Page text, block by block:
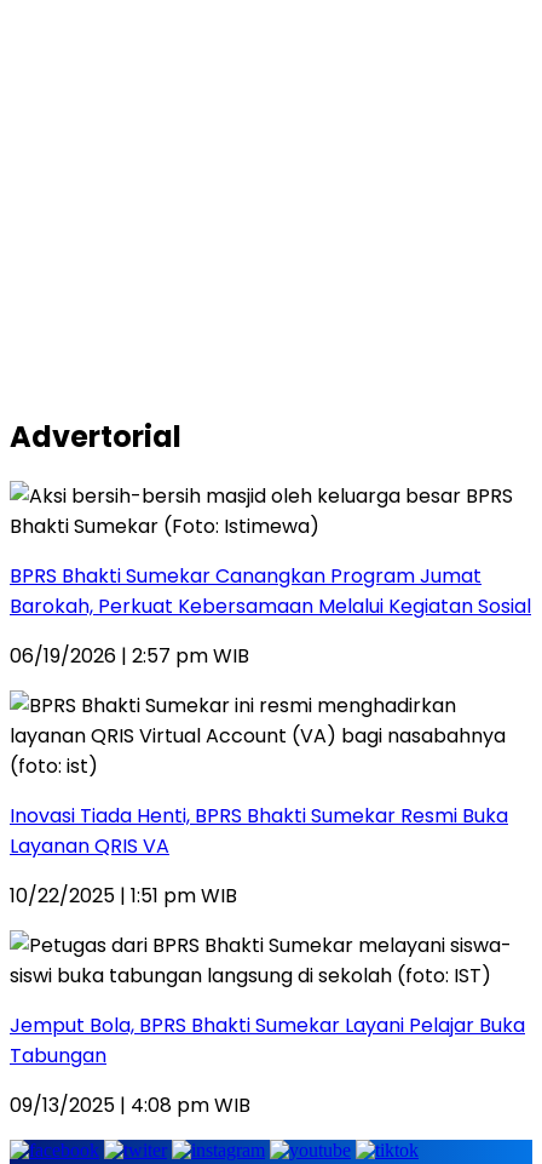
Advertorial
BPRS Bhakti Sumekar Canangkan Program Jumat
Barokah, Perkuat Kebersamaan Melalui Kegiatan Sosial
06/19/2026 | 2:57 pm WIB
Inovasi Tiada Henti, BPRS Bhakti Sumekar Resmi Buka
Layanan QRIS VA
10/22/2025 | 1:51 pm WIB
Jemput Bola, BPRS Bhakti Sumekar Layani Pelajar Buka
Tabungan
09/13/2025 | 4:08 pm WIB